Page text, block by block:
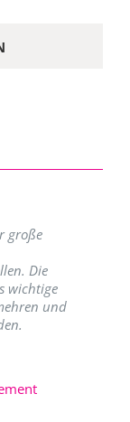
große
Die
wichtige
und